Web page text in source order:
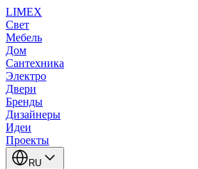
LIMEX
Свет
Мебель
Дом
Сантехника
Электро
Двери
Бренды
Дизайнеры
Идеи
Проекты
RU